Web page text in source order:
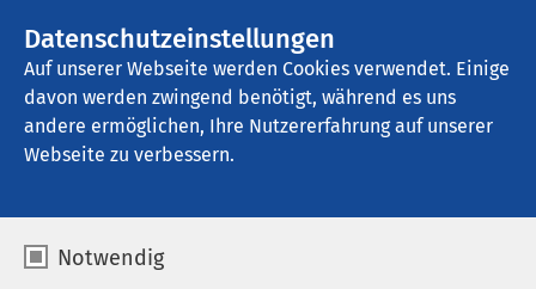
Datenschutzeinstellungen
Auf unserer Webseite werden Cookies verwendet. Einige
davon werden zwingend benötigt, während es uns
andere ermöglichen, Ihre Nutzererfahrung auf unserer
Webseite zu verbessern.
Notwendig
AMEOS Spital Einsiedeln